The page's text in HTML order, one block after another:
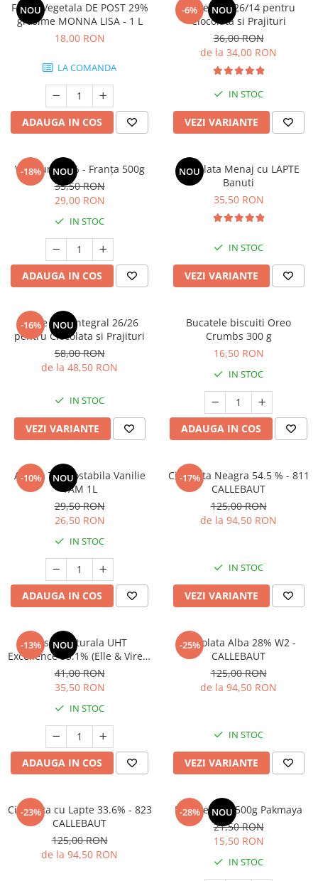
NOU
Frisca Vegetala DE POST 29%
grasime MONNA LISA - 1 L
18,00 RON
LA COMANDA
ADAUGA IN COS
-6% NOU
Lapte Praf 26/14 pentru
Ciocolata si Prajituri
36,00 RON
de la 34,00 RON
IN STOC
VEZI VARIANTE
-18% NOU
Voila unt 82% - Franța 500g
35,50 RON
29,00 RON
IN STOC
ADAUGA IN COS
NOU
Ciocolata Menaj cu LAPTE
Banuti
35,50 RON
IN STOC
VEZI VARIANTE
-16% NOU
Lapte Praf Integral 26/26
pentru Ciocolata si Prajituri
58,00 RON
de la 48,50 RON
IN STOC
VEZI VARIANTE
Bucatele biscuiti Oreo
Crumbs 300 g
16,50 RON
IN STOC
ADAUGA IN COS
-10% NOU
Aroma Termostabila Vanilie
YAM 1L
29,50 RON
26,50 RON
IN STOC
ADAUGA IN COS
-17%
Ciocolata Neagra 54.5 % - 811
CALLEBAUT
125,00 RON
de la 94,50 RON
IN STOC
VEZI VARIANTE
-13% NOU
Frisca Naturala UHT
Excellence 35.1% (Elle & Vire) -
1L
41,00 RON
35,50 RON
IN STOC
ADAUGA IN COS
-25%
Ciocolata Alba 28% W2 -
CALLEBAUT
125,00 RON
de la 94,50 RON
IN STOC
VEZI VARIANTE
-23%
Ciocolata cu Lapte 33.6% - 823
CALLEBAUT
125,00 RON
de la 94,50 RON
-28% NOU
Praf de copt 500g Pakmaya
21,50 RON
15,50 RON
IN STOC